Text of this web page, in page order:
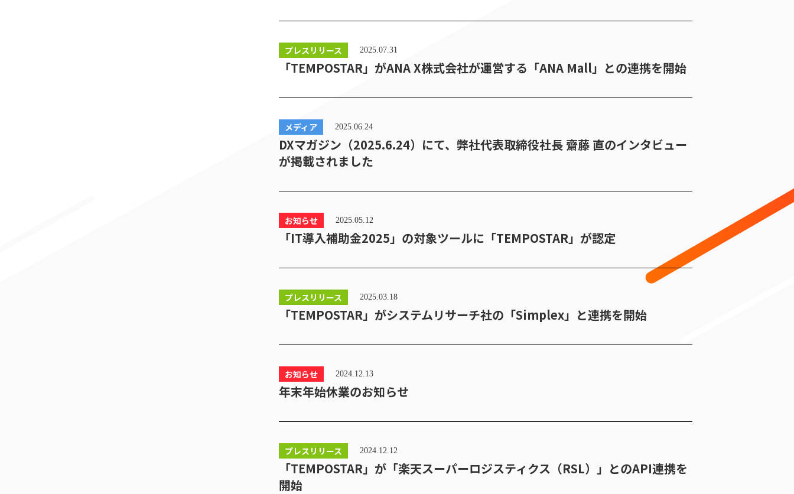
プレスリリース 2025.07.31
「TEMPOSTAR」がANA X株式会社が運営する「ANA Mall」との連携を開始
メディア 2025.06.24
DXマガジン（2025.6.24）にて、弊社代表取締役社長 齋藤 直のインタビュー
が掲載されました
お知らせ 2025.05.12
「IT導入補助金2025」の対象ツールに「TEMPOSTAR」が認定
プレスリリース 2025.03.18
「TEMPOSTAR」がシステムリサーチ社の「Simplex」と連携を開始
お知らせ 2024.12.13
年末年始休業のお知らせ
プレスリリース 2024.12.12
「TEMPOSTAR」が「楽天スーパーロジスティクス（RSL）」とのAPI連携を
開始